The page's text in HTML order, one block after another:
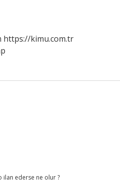
https://kimu.com.tr
ederse ne olur ?